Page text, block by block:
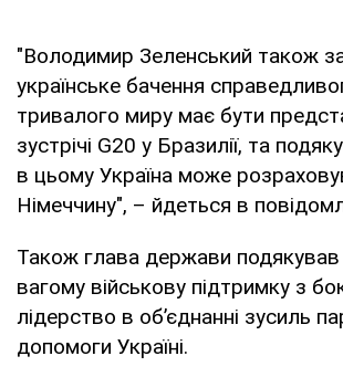
"Володимир Зеленський також
українське бачення
тривалого миру має бути
зустрічі G20 у Бразилії, та
в цьому Україна може
Німеччину", – йдеться в
Також глава держави
вагому військову підтримку з
лідерство в об’єднанні зусиль
допомоги Україні.